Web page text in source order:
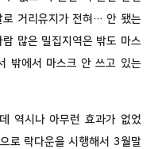
로 거리유지가 전혀… 안 됐는
많은 밀집지역은 밖도 마스
밖에서 마스크 안 쓰고 있는
역시나 아무런 효과가 없었
로 락다운을 시행해서 3월말